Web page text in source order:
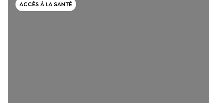
ACCÈS À LA SANTÉ